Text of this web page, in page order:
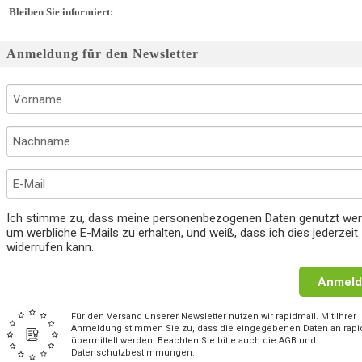
Bleiben Sie informiert:
Anmeldung für den Newsletter
Ich stimme zu, dass meine personenbezogenen Daten genutzt
um werbliche E-Mails zu erhalten, und weiß, dass ich dies jederzeit
widerrufen kann.
Für den Versand unserer Newsletter nutzen wir rapidmail. Mit Ihrer
Anmeldung stimmen Sie zu, dass die eingegebenen Daten an
übermittelt werden. Beachten Sie bitte auch die AGB und
Datenschutzbestimmungen.